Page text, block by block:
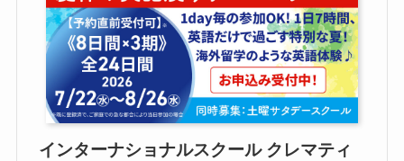
インターナショナルスクール クレマティ